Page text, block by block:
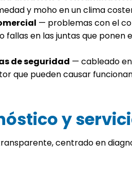
y moho en un clima
— problemas con el
en las juntas que ponen
de seguridad — cableado
que pueden causar
y
centrado en